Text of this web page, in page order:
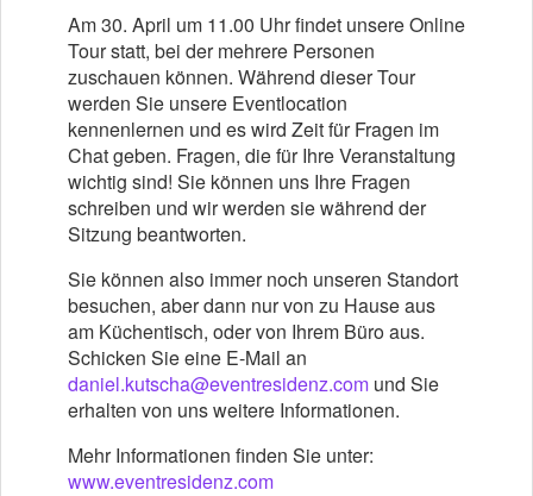
Am 30. April um 11.00 Uhr findet unsere Online
Tour statt, bei der mehrere Personen
zuschauen können. Während dieser Tour
werden Sie unsere Eventlocation
kennenlernen und es wird Zeit für Fragen im
Chat geben. Fragen, die für Ihre Veranstaltung
wichtig sind! Sie können uns Ihre Fragen
schreiben und wir werden sie während der
Sitzung beantworten.
Sie können also immer noch unseren Standort
besuchen, aber dann nur von zu Hause aus
am Küchentisch, oder von Ihrem Büro aus.
Schicken Sie eine E-Mail an
daniel.kutscha@eventresidenz.com und Sie
erhalten von uns weitere Informationen.
Mehr Informationen finden Sie unter:
www.eventresidenz.com